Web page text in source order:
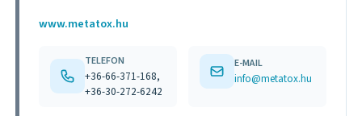
www.metatox.hu
TELEFON
+36-66-371-168,
+36-30-272-6242
E-MAIL
info@metatox.hu